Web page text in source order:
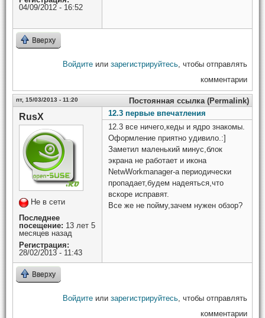
04/09/2012 - 16:52
Вверху
Войдите или зарегистрируйтесь , чтобы отправлять
комментарии
пт, 15/03/2013 - 11:20 Постоянная ссылка (Permalink)
RusX
Не в сети
Последнее
посещение: 13 лет 5
месяцев назад
Регистрация:
28/02/2013 - 11:43
12.3 первые впечатления
12.3 все ничего,кеды и ядро знакомы.
Оформление приятно удивило.:]
Заметил маленький минус,блок
экрана не работает и икона
NetwWorkmanager-a периодически
пропадает,будем надеяться,что
вскоре исправят.
Все же не пойму,зачем нужен обзор?
Вверху
Войдите или зарегистрируйтесь , чтобы отправлять
комментарии